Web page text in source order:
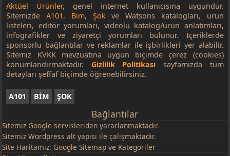
Aktüel Ürünler, genel internet kullanıcısına uygundur.
SitemizdeA101, Bim, Şokve Watsons katalogları, ürün
listeleri, editör yorumları, videolu katalog/ürün anlatımları,
infografikler ve ziyaretçi yorumları bulunur. İçeriklerde
sponsorlu bağlantılar ve reklamlar ile işbirlikleri yer alabilir.
Sitemiz KVKK mevzuatına uygun biçimde çerez (cookies)
konumlandırmaktadır. Gizlilik Politikası sayfamızda tüm
detayları şeffaf biçimde öğrenebilirsiniz.
A101 BİM ŞOK
Bağlantılar
Sitemiz Google servisleriden yararlanmaktadır.
Sitemiz Wordpress alt yapısı ile çalışmaktadır.
Site Haritamız: Google Sitemap ve Kategoriler